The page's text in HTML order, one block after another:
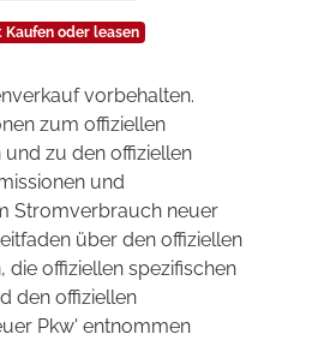
Kaufen oder leasen
vorbehalten.
zum offiziellen
zu den offiziellen
und
Stromverbrauch neuer
über den offiziellen
die offiziellen spezifischen
den offiziellen
Pkw' entnommen